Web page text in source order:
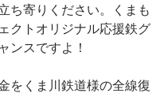
ち寄りください。くまも
クトオリジナル応援鉄グ
ンスですよ！
をくま川鉄道様の全線復